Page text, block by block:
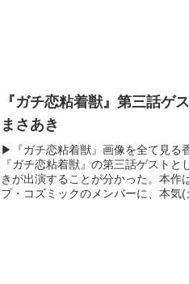
『ガチ恋粘着獣』第三話ゲ
まさあき
▶︎『ガチ恋粘着獣』画像を全て見る
『ガチ恋粘着獣』の第三話ゲスト
きが出演することが分かった。本作
プ・コズミックのメンバーに、本気(